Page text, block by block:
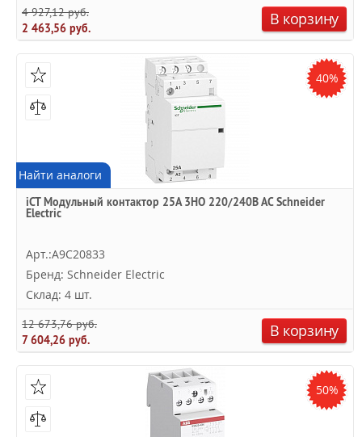
4 927,12 руб.
2 463,56 руб.
В корзину
40%
Найти аналоги
iCT Модульный контактор 25A 3НО 220/240В АС Schneider
Electric
Арт.:A9C20833
Бренд: Schneider Electric
Склад: 4 шт.
12 673,76 руб.
7 604,26 руб.
В корзину
50%